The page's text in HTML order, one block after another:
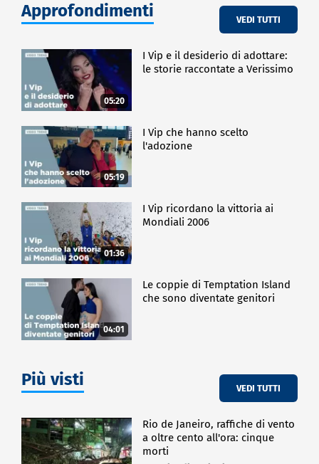
Approfondimenti VEDI TUTTI
05:20
I Vip e il desiderio di adottare:
le storie raccontate a Verissimo
05:19
I Vip che hanno scelto
l'adozione
01:36
I Vip ricordano la vittoria ai
Mondiali 2006
04:01
Le coppie di Temptation Island
che sono diventate genitori
Più visti VEDI TUTTI
Rio de Janeiro, raffiche di vento
a oltre cento all'ora: cinque
morti